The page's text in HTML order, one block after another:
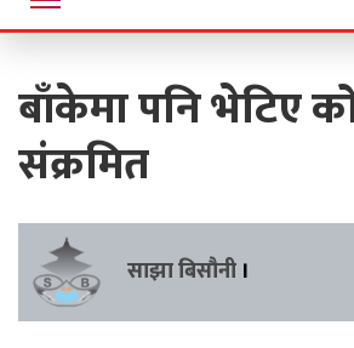
बाँकेमा पनि भेटिए
संक्रमित
साझा बिसौनी ।